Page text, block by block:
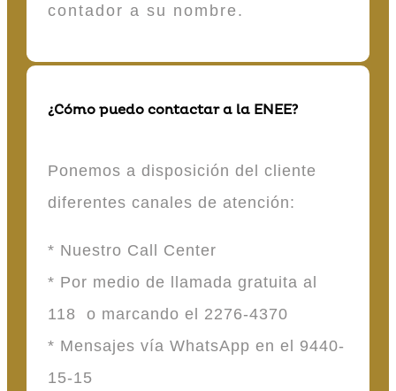
contador a su nombre.
¿Cómo puedo contactar a la ENEE?
Ponemos a disposición del cliente
diferentes canales de atención:
* Nuestro Call Center
* Por medio de llamada gratuita al
118 o marcando el 2276-4370
* Mensajes vía WhatsApp en el 9440-
15-15